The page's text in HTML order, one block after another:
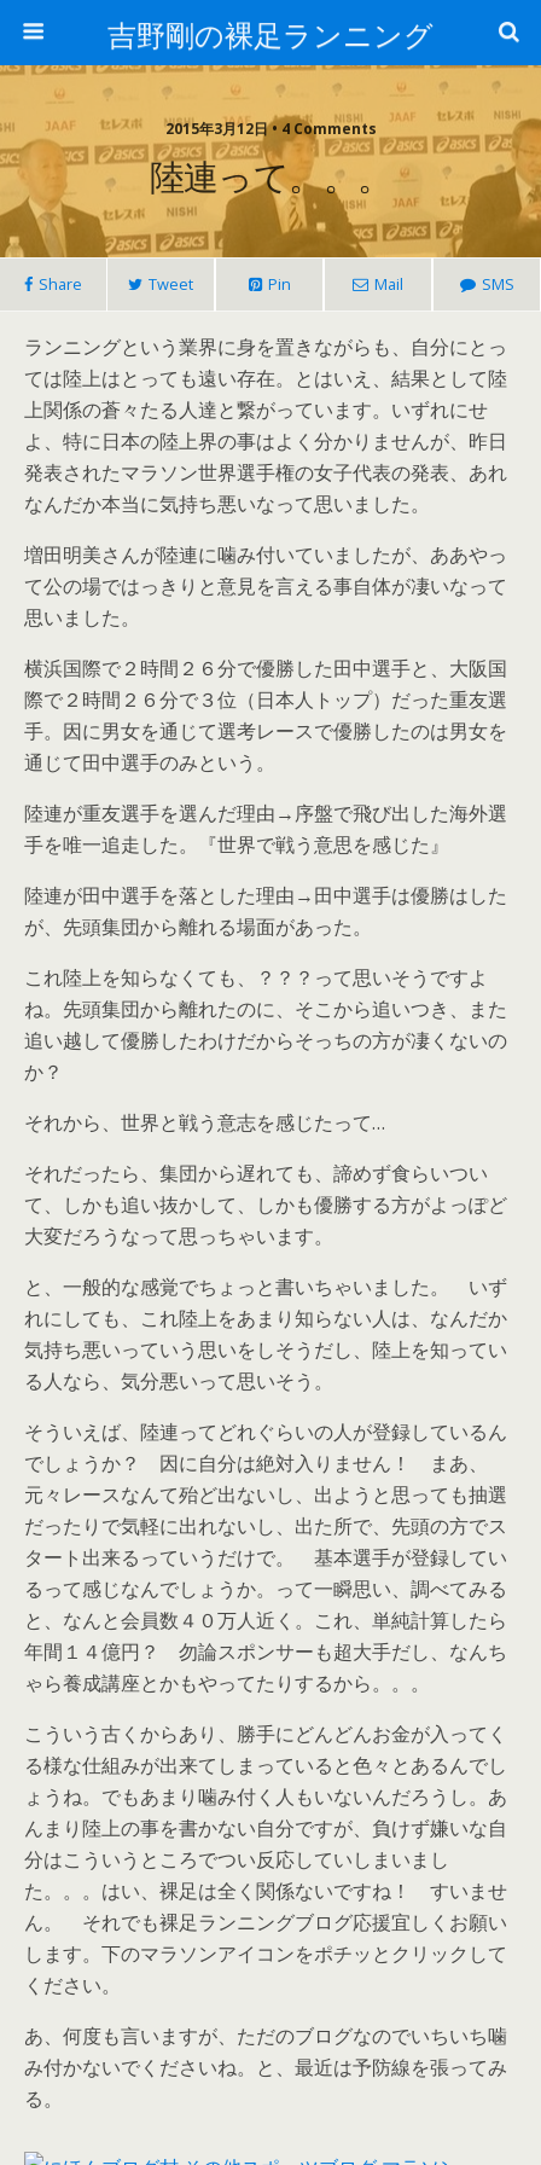
吉野剛の裸足ランニング
2015年3月12日 • 4 Comments
陸連って。。。
Share Tweet Pin Mail SMS
ランニングという業界に身を置きながらも、自分にとっ
ては陸上はとっても遠い存在。とはいえ、結果として陸
上関係の蒼々たる人達と繋がっています。いずれにせ
よ、特に日本の陸上界の事はよく分かりませんが、昨日
発表されたマラソン世界選手権の女子代表の発表、あれ
なんだか本当に気持ち悪いなって思いました。
増田明美さんが陸連に噛み付いていましたが、ああやっ
て公の場ではっきりと意見を言える事自体が凄いなって
思いました。
横浜国際で２時間２６分で優勝した田中選手と、大阪国
際で２時間２６分で３位（日本人トップ）だった重友選
手。因に男女を通じて選考レースで優勝したのは男女を
通じて田中選手のみという。
陸連が重友選手を選んだ理由→序盤で飛び出した海外選
手を唯一追走した。『世界で戦う意思を感じた』
陸連が田中選手を落とした理由→田中選手は優勝はした
が、先頭集団から離れる場面があった。
これ陸上を知らなくても、？？？って思いそうですよ
ね。先頭集団から離れたのに、そこから追いつき、また
追い越して優勝したわけだからそっちの方が凄くないの
か？
それから、世界と戦う意志を感じたって…
それだったら、集団から遅れても、諦めず食らいつい
て、しかも追い抜かして、しかも優勝する方がよっぽど
大変だろうなって思っちゃいます。
と、一般的な感覚でちょっと書いちゃいました。 いず
れにしても、これ陸上をあまり知らない人は、なんだか
気持ち悪いっていう思いをしそうだし、陸上を知ってい
る人なら、気分悪いって思いそう。
そういえば、陸連ってどれぐらいの人が登録しているん
でしょうか？ 因に自分は絶対入りません！ まあ、
元々レースなんて殆ど出ないし、出ようと思っても抽選
だったりで気軽に出れないし、出た所で、先頭の方でス
タート出来るっていうだけで。 基本選手が登録してい
るって感じなんでしょうか。って一瞬思い、調べてみる
と、なんと会員数４０万人近く。これ、単純計算したら
年間１４億円？ 勿論スポンサーも超大手だし、なんち
ゃら養成講座とかもやってたりするから。。。
こういう古くからあり、勝手にどんどんお金が入ってく
る様な仕組みが出来てしまっていると色々とあるんでし
ょうね。でもあまり噛み付く人もいないんだろうし。あ
んまり陸上の事を書かない自分ですが、負けず嫌いな自
分はこういうところでつい反応していしまいまし
た。。。はい、裸足は全く関係ないですね！ すいませ
ん。 それでも裸足ランニングブログ応援宜しくお願い
します。下のマラソンアイコンをポチッとクリックして
ください。
あ、何度も言いますが、ただのブログなのでいちいち噛
み付かないでくださいね。と、最近は予防線を張ってみ
る。